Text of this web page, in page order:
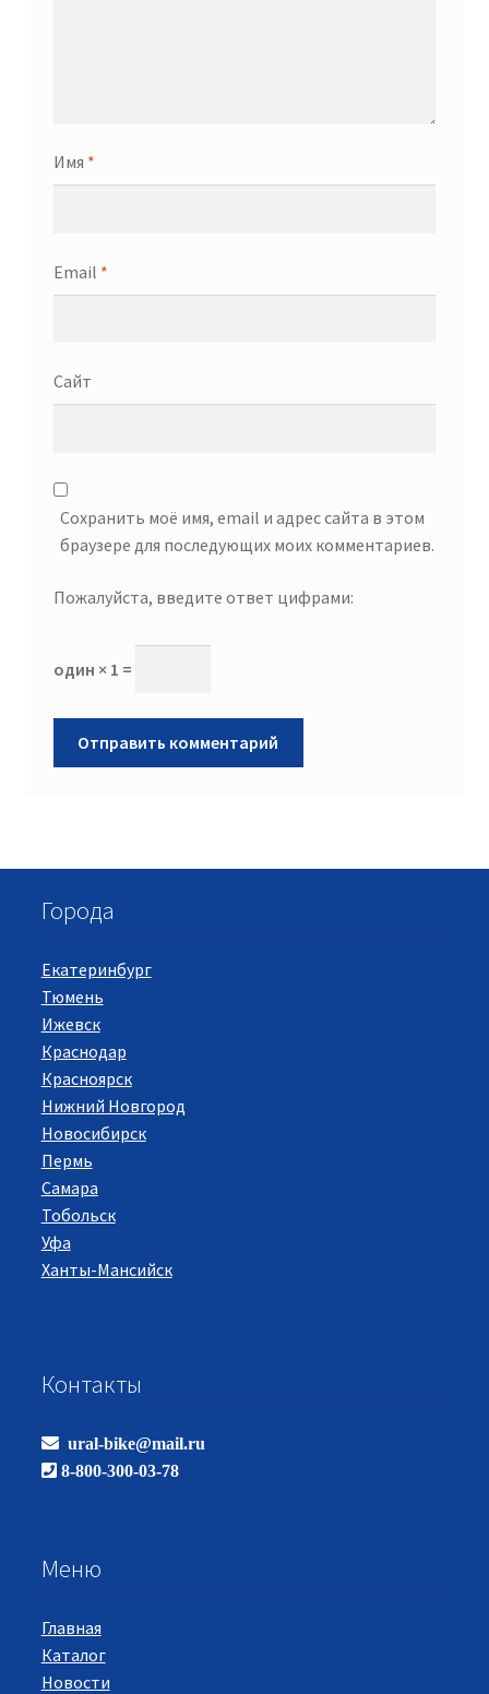
Имя *
Email *
Сайт
Сохранить моё имя, email и адрес сайта в этом
браузере для последующих моих комментариев.
Пожалуйста, введите ответ цифрами:
один × 1 =
Города
Екатеринбург
Тюмень
Ижевск
Краснодар
Красноярск
Нижний Новгород
Новосибирск
Пермь
Самара
Тобольск
Уфа
Ханты-Мансийск
Контакты
ural-bike@mail.ru
8-800-300-03-78
Меню
Главная
Каталог
Новости